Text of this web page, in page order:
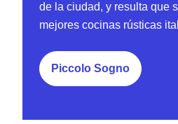
de la ciudad, y resulta que
mejores cocinas rústicas
Piccolo Sogno